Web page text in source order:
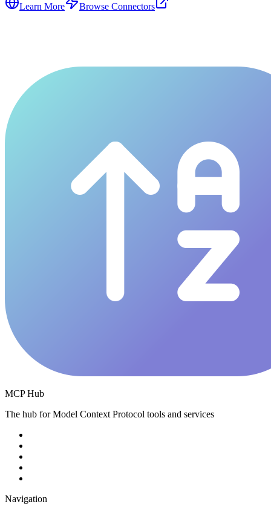
Learn More Browse Connectors
MCP Hub
The hub for Model Context Protocol tools and services
Navigation